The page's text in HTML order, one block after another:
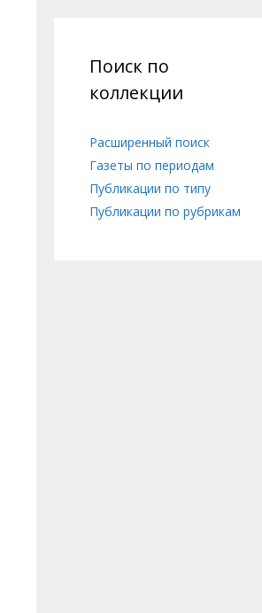
Поиск по
коллекции
Расширенный поиск
Газеты по периодам
Публикации по типу
Публикации по рубрикам